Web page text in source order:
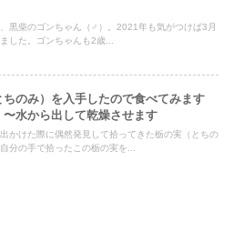
黒柴のゴンちゃん（♂）。2021年も気がつけば3月
した。ゴンちゃんも2歳...
ちのみ）を入手したので食べてみます
〜水から出して乾燥させます
かけた際に偶然発見して拾ってきた栃の実（とちの
分の手で拾ったこの栃の実を...